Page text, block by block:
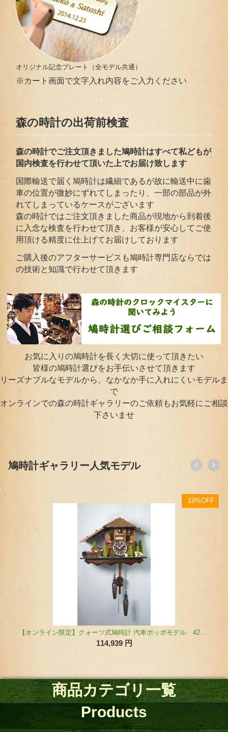
オリジナル記念プレート（全モデル共通）
※カート画面で文字入れ内容をご入力ください
森の時計の出荷前検査
森の時計でご注文頂きました鳩時計はすべて私どもが
国内検査を行わせて頂いた上でお届け致します
国際輸送で届く鳩時計は繊細であるが故に輸送中に歯
車の位置が微妙にずれてしまったり、一部の部品が外
れてしまっているケースがございます
森の時計ではご注文頂きました商品が現地から到着後
に入念な検査を行わせて頂き、お客様が安心してご使
用頂ける精度に仕上げてお届けしております
ご購入後のアフターサービスも鳩時計専門店ならでは
の技術と知識で行わせて頂きます
お気に入りの鳩時計を長く大切に使って頂きたい
皆様の鳩時計選びをお手伝いさせて頂きます
リーズナブルなモデルから、なかなか手に入れにくいモデルま
で
オンラインでの森の時計ギャラリーのご依頼もお気軽にご相談
下さいませ
鳩時計ギャラリー人気モデル
19%OFF
【オンライン限定】クォーツ式鳩時計 汽車ポッポモデル 42810QMT（ミドルサイズ）
114,939 円
商品カテゴリ一覧
Products